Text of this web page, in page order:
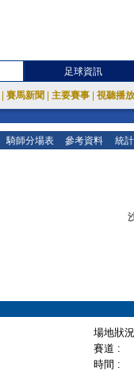
足球資訊
賽馬新聞 主要賽事 視聽播
騎師分場表 參考資料 統
場地狀
賽道 :
時間 :